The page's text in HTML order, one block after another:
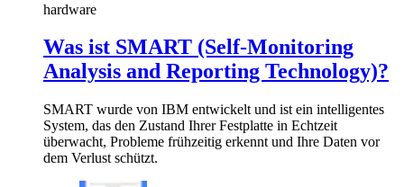
hardware
Was ist SMART (Self-Monitoring
Analysis and Reporting Technology)?
SMART wurde von IBM entwickelt und ist ein intelligentes
System, das den Zustand Ihrer Festplatte in Echtzeit
überwacht, Probleme frühzeitig erkennt und Ihre Daten vor
dem Verlust schützt.